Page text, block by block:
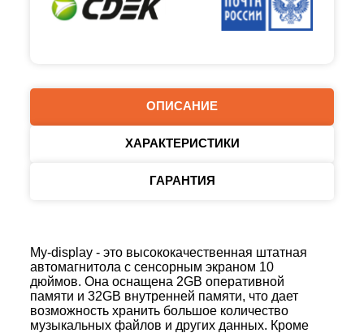
ОПИСАНИЕ
ХАРАКТЕРИСТИКИ
ГАРАНТИЯ
My-display - это высококачественная штатная
автомагнитола с сенсорным экраном 10
дюймов. Она оснащена 2GB оперативной
памяти и 32GB внутренней памяти, что дает
возможность хранить большое количество
музыкальных файлов и других данных. Кроме